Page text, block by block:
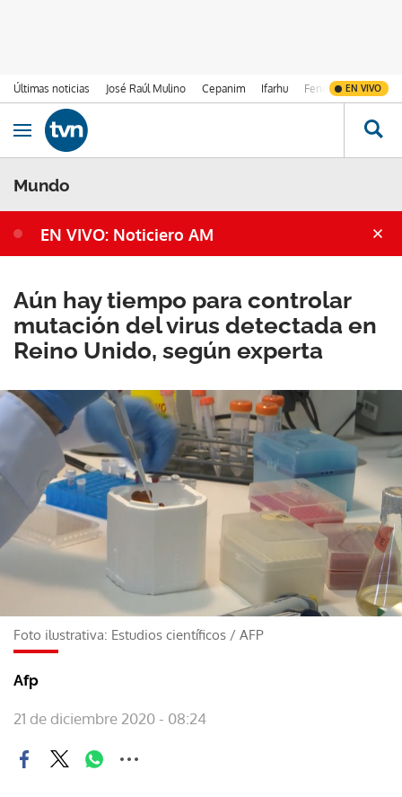
Últimas noticias José Raúl Mulino Cepanim Ifarhu Fenómeno de El
EN VIVO
Ir al contenido
Obrir navegació
Mundo
EN VIVO: Noticiero AM
Aún hay tiempo para controlar
mutación del virus detectada en
Reino Unido, según experta
Foto ilustrativa: Estudios científicos / AFP
Afp
21 de diciembre 2020 - 08:24